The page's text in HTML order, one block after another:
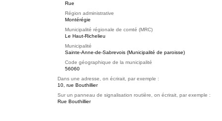
Rue
Région administrative
Montérégie
Municipalité régionale de comté (MRC)
Le Haut-Richelieu
Municipalité
Sainte-Anne-de-Sabrevois (Municipalité de paroisse)
Code géographique de la municipalité
56060
Dans une adresse, on écrirait, par exemple :
10, rue Bouthillier
Sur un panneau de signalisation routière, on écrirait, par exemple :
Rue Bouthillier